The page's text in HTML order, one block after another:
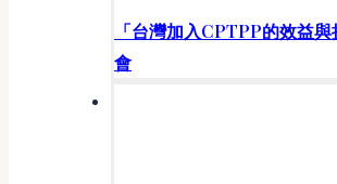
「台灣加入CPTPP的效益
會